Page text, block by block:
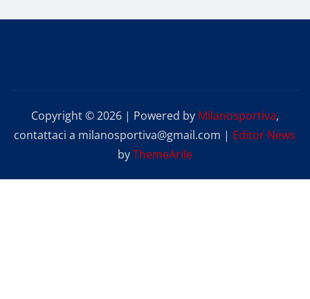
Copyright © 2026 | Powered by Milanosportiva,
contattaci a milanosportiva@gmail.com | Editor News
byThemeArile